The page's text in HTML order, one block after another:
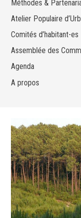
Méthodes &
Atelier Populaire
Comités d’habitant-es
Assemblée des
Agenda
A propos